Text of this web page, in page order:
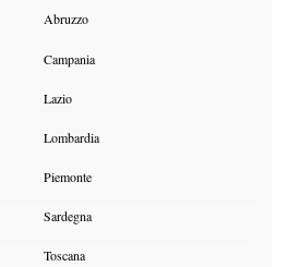
Abruzzo
Campania
Lazio
Lombardia
Piemonte
Sardegna
Toscana